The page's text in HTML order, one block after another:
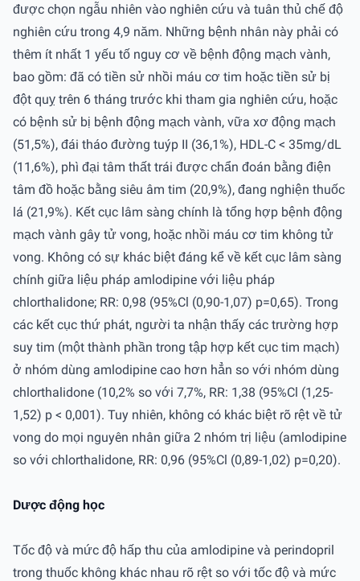
được chọn ngẫu nhiên vào nghiên cứu và tuân thủ chế độ
nghiên cứu trong 4,9 năm. Những bệnh nhân này phải có
thêm ít nhất 1 yếu tố nguy cơ về bệnh động mạch vành,
bao gồm: đã có tiền sử nhồi máu cơ tim hoặc tiền sử bị
đột quỵ trên 6 tháng trước khi tham gia nghiên cứu, hoặc
có bệnh sử bị bệnh động mạch vành, vữa xơ động mạch
(51,5%), đái tháo đường tuýp II (36,1%), HDL-C < 35mg/dL
(11,6%), phì đại tâm thất trái được chẩn đoán bằng điện
tâm đồ hoặc bằng siêu âm tim (20,9%), đang nghiện thuốc
lá (21,9%). Kết cục lâm sàng chính là tổng hợp bệnh động
mạch vành gây tử vong, hoặc nhồi máu cơ tim không tử
vong. Không có sự khác biệt đáng kể về kết cục lâm sàng
chính giữa liệu pháp amlodipine với liệu pháp
chlorthalidone; RR: 0,98 (95%Cl (0,90-1,07) p=0,65). Trong
các kết cục thứ phát, người ta nhận thấy các trường hợp
suy tim (một thành phần trong tập hợp kết cục tim mạch)
ở nhóm dùng amlodipine cao hơn hẳn so với nhóm dùng
chlorthalidone (10,2% so với 7,7%, RR: 1,38 (95%Cl (1,25-
1,52) p < 0,001). Tuy nhiên, không có khác biệt rõ rệt về tử
vong do mọi nguyên nhân giữa 2 nhóm trị liệu (amlodipine
so với chlorthalidone, RR: 0,96 (95%Cl (0,89-1,02) p=0,20).
Dược động học
Tốc độ và mức độ hấp thu của amlodipine và perindopril
trong thuốc không khác nhau rõ rệt so với tốc độ và mức